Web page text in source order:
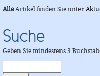
AlleArtikel finden Sie unter
Suche
Geben Sie mindestens 3